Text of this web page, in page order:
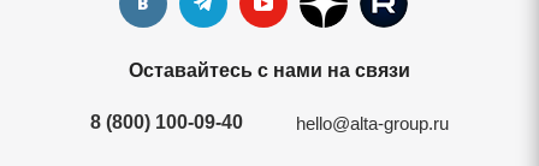
Оставайтесь с нами на связи
8 (800) 100-09-40 hello@alta-group.ru